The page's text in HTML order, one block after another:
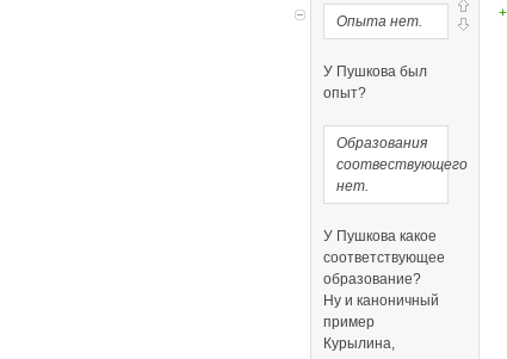
Опыта нет.
У Пушкова был
опыт?
Образования
соотвествующего
нет.
У Пушкова какое
соответствующее
образование?
Ну и каноничный
пример
Курылина,